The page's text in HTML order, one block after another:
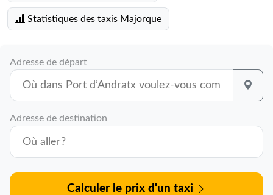
Statistiques des taxis Majorque
Adresse de départ
Adresse de destination
Calculer le prix d'un taxi